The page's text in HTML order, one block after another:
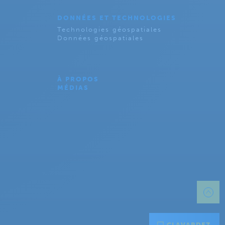
DONNÉES ET TECHNOLOGIES
Technologies géospatiales
Données géospatiales
À PROPOS
MÉDIAS